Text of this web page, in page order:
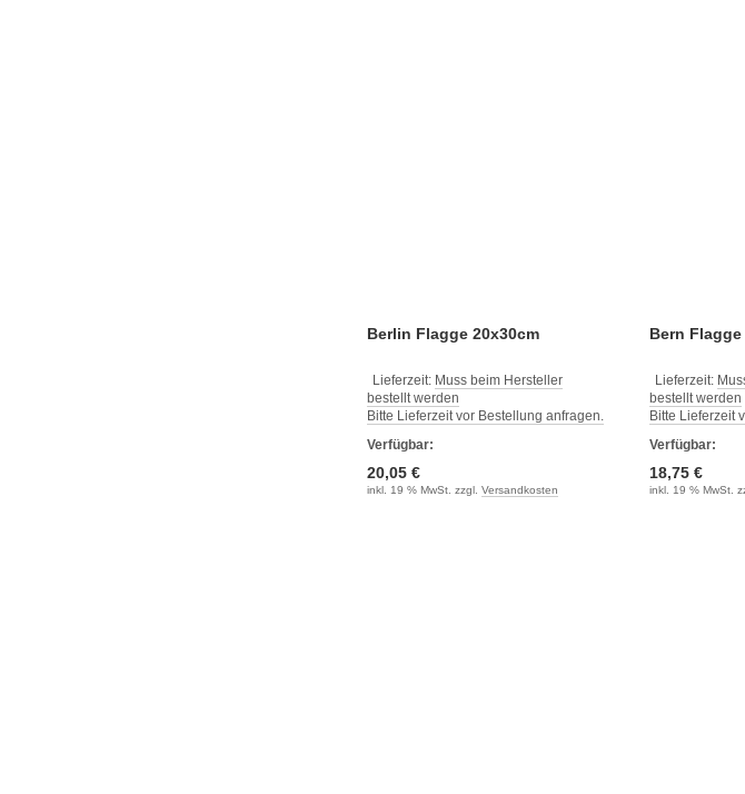
Berlin Flagge 20x30cm
Lieferzeit: Muss beim Hersteller
bestellt werden
Bitte Lieferzeit vor Bestellung anfragen.
Verfügbar:
20,05 €
inkl. 19 % MwSt. zzgl. Versandkosten
Bern Flagge
Lieferzeit:
bestellt werden
Bitte Lieferzeit
Verfügbar:
18,75 €
inkl. 19 % MwSt.